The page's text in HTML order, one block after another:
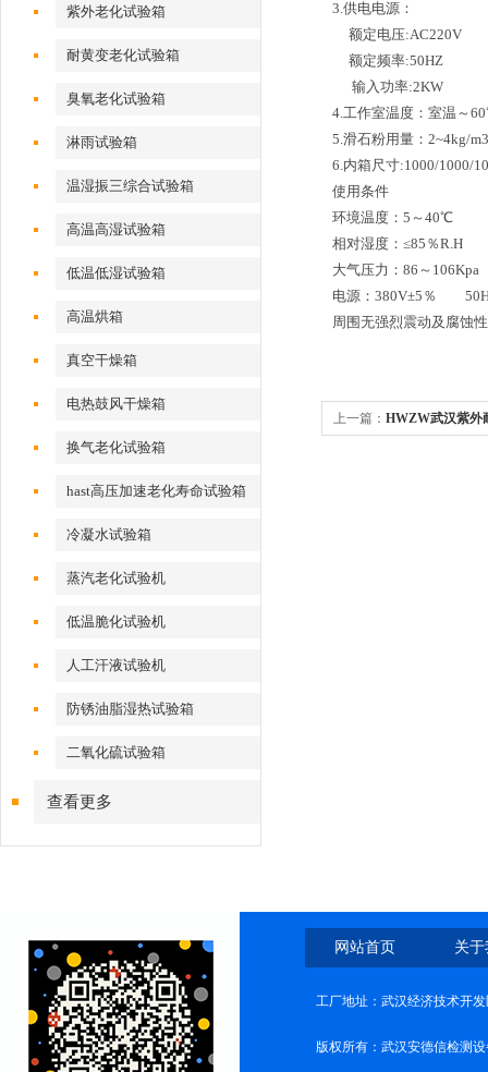
紫外老化试验箱
耐黄变老化试验箱
臭氧老化试验箱
淋雨试验箱
温湿振三综合试验箱
高温高湿试验箱
低温低湿试验箱
高温烘箱
真空干燥箱
电热鼓风干燥箱
换气老化试验箱
hast高压加速老化寿命试验箱
冷凝水试验箱
蒸汽老化试验机
低温脆化试验机
人工汗液试验机
防锈油脂湿热试验箱
二氧化硫试验箱
查看更多
3.供电电源：
额定电压:AC220V
额定频率:50HZ
输入功率:2KW
4.工作室温度：室温～
5.滑石粉用量：2~4kg/m3
6.内箱尺寸:1000/1000/
使用条件
环境温度：5～40℃
相对湿度：≤85％R.H
大气压力：86～106Kpa
电源：380V±5％
周围无强烈震动及腐蚀
上一篇： HWZW武汉紫外
网站首页 关
工厂地址：武汉经济技术开
版权所有：武汉安德信检测